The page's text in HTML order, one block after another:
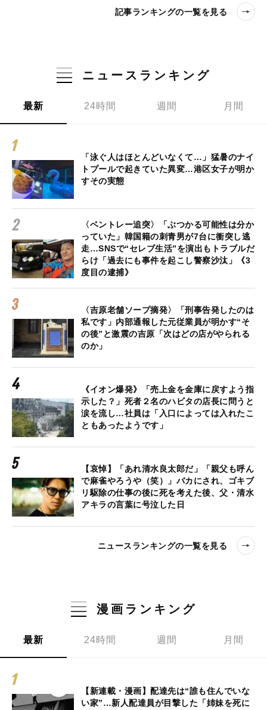
記事ランキングの一覧を見る
ニュースランキング
最新 24時間 週間 月間
「泳ぐ人はほとんどいなくて…」猛暑のナイ
トプールで起きていた異変…港区女子が明か
すその実態
〈ベントレー追突〉「ぶつかる可能性は分か
っていた」韓国籍の刺青男が7台に衝突し逃
走…SNSで“セレブ生活”を演出もトラブルだ
らけ「過去にも事件を起こし警察沙汰」《3
度目の逮捕》
〈吉原老舗ソープ摘発〉「刑事告発したのは
私です」内部通報した元従業員が明かす“そ
の後”と激震の吉原「次はどの店がやられる
のか」
《イオン爆発》「売上金を金庫に戻すよう指
示した？」死者２名のハビタの店長に問うと
涙を流し…社員は「入口によっては入れたこ
ともあったようです」
【哀悼】「あれ清水良太郎だ」「親父も呼ん
で麻雀やろうや（笑）」バカにされ、ゴキブ
リ駆除の仕事の後に死を考えた後、父・清水
アキラの言葉に号泣した日
ニュースランキングの一覧を見る
漫画ランキング
最新 24時間 週間 月間
【新連載・漫画】配達先は“誰も住んでいな
い家”…新人配達員が目撃した「姉妹を死に